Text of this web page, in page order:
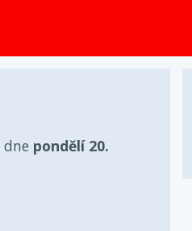
dne pondělí 20.